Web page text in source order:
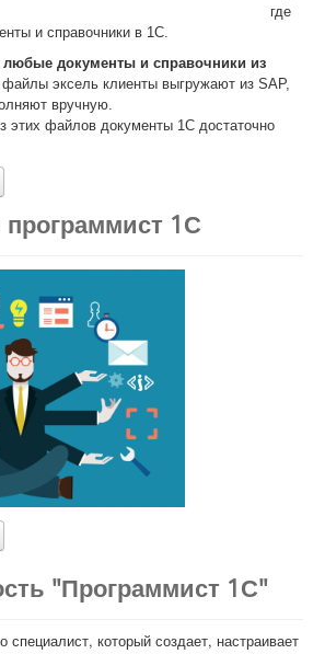
где
и справочники в 1С.
любые документы и справочники из
файлы эксель клиенты выгружают из SAP,
вручную.
этих файлов документы 1С достаточно
программист 1С
"Программист 1С"
специалист, который создает, настраивает